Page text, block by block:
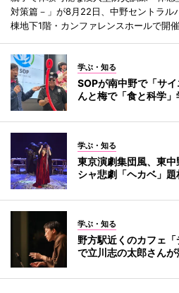
対策篇－」が8月22日、中野セントラル
棟地下1階・カンファレンスホールで開催
学ぶ・知る
SOPが南中野で「サ
んと梅で「食と科学」
学ぶ・知る
東京演劇集団風、東
シャ悲劇「ヘカベ」題
学ぶ・知る
野方駅近くのカフェ「
で立川志の太郎さんが